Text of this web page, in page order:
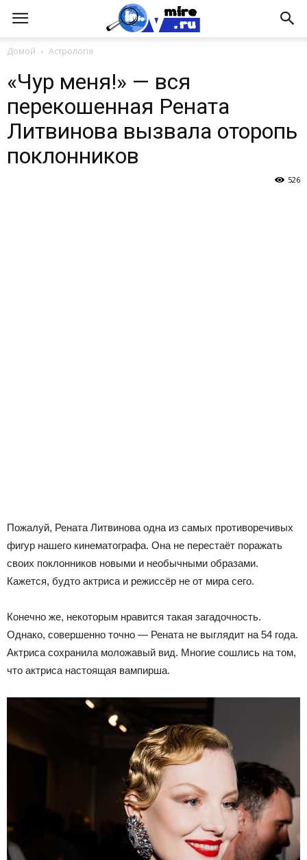
Домой Астрологія
«Чур меня!» — вся
перекошенная Рената
Литвинова вызвала оторопь
поклонников
526
Пожалуй, Рената Литвинова одна из самых противоречивых
фигур нашего кинематографа. Она не перестаёт поражать
своих поклонников новыми и необычными образами.
Кажется, будто актриса и режиссёр не от мира сего.
Конечно же, некоторым нравится такая загадочность.
Однако, совершенно точно — Рената не выглядит на 54 года.
Актриса сохранила моложавый вид. Многие сошлись на том,
что актриса настоящая вампирша.